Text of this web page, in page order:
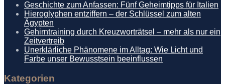
Geschichte zum Anfassen: Fünf Geheimtipps für Italien
Hieroglyphen entziffern – der Schlüssel zum alten
Ägypten
Gehirntraining durch Kreuzworträtsel – mehr als nur ein
Zeitvertreib
Unerklärliche Phänomene im Alltag: Wie Licht und
Farbe unser Bewusstsein beeinflussen
Kategorien